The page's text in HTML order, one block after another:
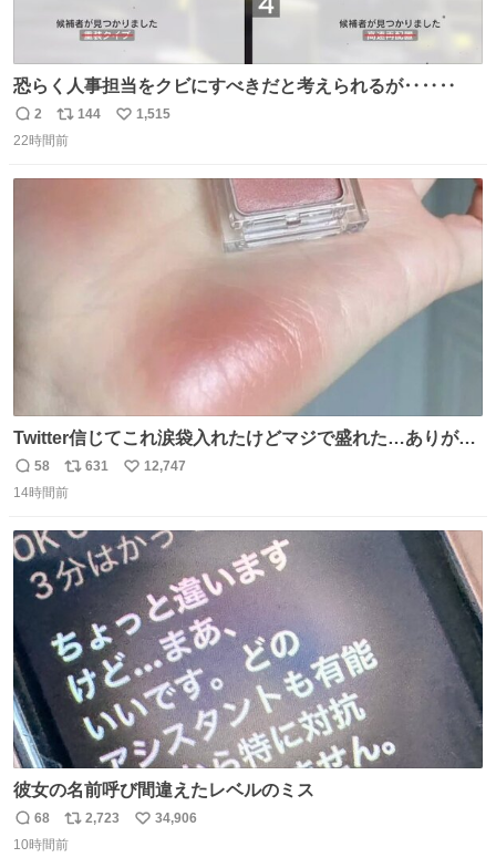
恐らく人事担当をクビにすべきだと考えられるが‥‥‥
返
信
2
リ
ポ
144
い
1,515
22時間前
Twitter信じてこれ涙袋入れたけどマジで盛れた…ありがと
う…
返
信
58
リ
ポ
ト
数
631
い
数
12,747
14時間前
彼女の名前呼び間違えたレベルのミス
返
信
68
リ
ポ
2,723
い
34,906
10時間前